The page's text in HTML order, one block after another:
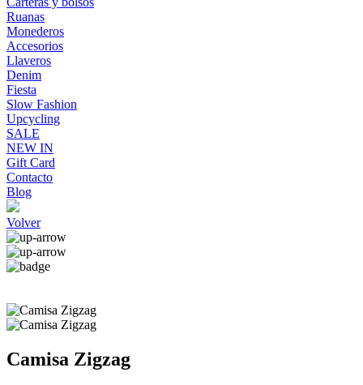
Ruanas
Monederos
Accesorios
Llaveros
Denim
Fiesta
Slow Fashion
Upcycling
SALE
NEW IN
Gift Card
Contacto
Blog
Volver
Camisa Zigzag